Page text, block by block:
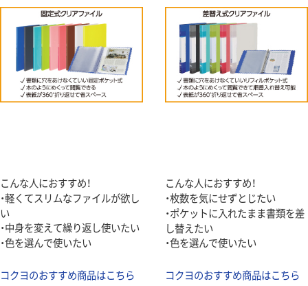
こんな人におすすめ！
・軽くてスリムなファイルが欲し
い
・中身を変えて繰り返し使いたい
・色を選んで使いたい
コクヨのおすすめ商品はこちら
こんな人におすすめ！
・枚数を気にせずとじたい
・ポケットに入れたまま書類を差
し替えたい
・色を選んで使いたい
コクヨのおすすめ商品はこちら